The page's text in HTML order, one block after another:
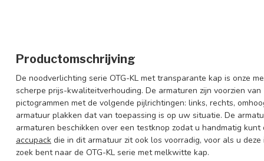
Productomschrijving
De noodverlichting serie OTG-KL met transparante kap is onze
scherpe prijs-kwaliteitverhouding. De armaturen zijn voorzien
pictogrammen met de volgende pijlrichtingen: links, rechts,
armatuur plakken dat van toepassing is op uw situatie. De
armaturen beschikken over een testknop zodat u handmatig
accupack die in dit armatuur zit ook los voorradig, voor als u
zoek bent naar de OTG-KL serie met melkwitte kap.